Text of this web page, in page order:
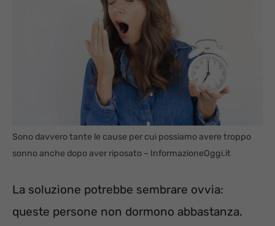
Sono davvero tante le cause per cui possiamo avere troppo
sonno anche dopo aver riposato – InformazioneOggi.it
La soluzione potrebbe sembrare ovvia:
queste persone non dormono abbastanza.